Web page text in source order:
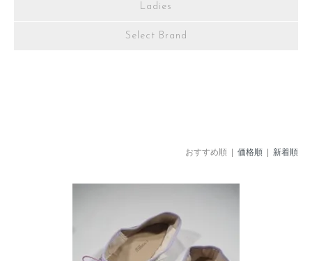
Ladies
Select Brand
おすすめ順 | 価格順 新着順